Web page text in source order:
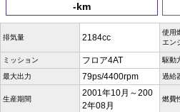
-km
排気量 2184cc
使用
エン
ミッション フロア4AT 駆動
最大出力 79ps/4400rpm 過給
生産期間
2001年10月～200
2年08月
燃費